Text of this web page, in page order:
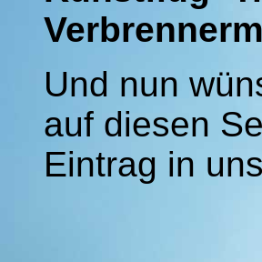
Und nun
auf diesen
Eintrag in